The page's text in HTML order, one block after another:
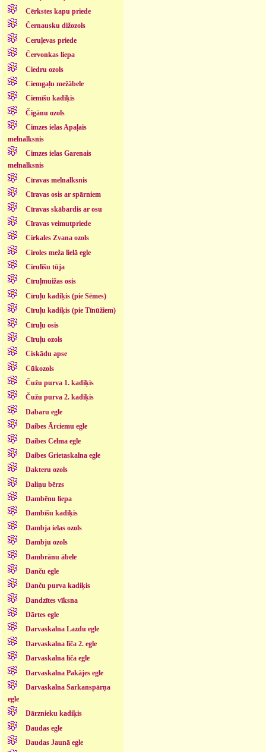
Cērkstes kapu priede
Černausku dižozols
Ceruļevas priede
Červonkas liepa
Ciedru ozols
Ciemgaļu mežābele
Ciemīšu kadiķis
Čigānu ozols
Cimzes ielas Apaļais
melnalksnis
Cimzes ielas Garenais
melnalksnis
Cīravas melnalksnis
Cīravas osis ar spārniem
Cīravas skābardis ar osu
Cīravas veimutpriede
Cirkales Zvana ozols
Ciroles meža lielā egle
Cīrulīšu tūja
Cīruļmuižas osis
Cīruļu kadiķis (pie Sēmes)
Cīruļu kadiķis (pie Tīnūžiem)
Cīruļu osis
Cīruļu ozols
Ciskādu apse
Cūkozols
Čužu purva 1. kadiķis
Čužu purva 2. kadiķis
Dabaru egle
Daibes Ārciemu egle
Daibes Celma egle
Daibes Grietaskalna egle
Dakteru ozols
Daliņu bērzs
Dambēnu liepa
Dambīšu kadiķis
Dambja ielas ozols
Dambju ozols
Dambrānu ābele
Danču egle
Danču purva kadiķis
Dandzītes vīksna
Dārtes egle
Darvaskalna Lazdu egle
Darvaskalna līča 2. egle
Darvaskalna līča egle
Darvaskalna Pakājes egle
Darvaskalna Sarkanspārņa
egle
Dārznieku kadiķis
Daudas egle
Daudas Jaunā egle